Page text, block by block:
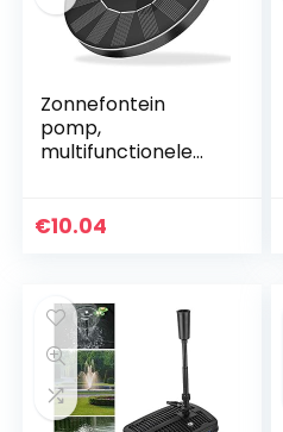
Zonnefontein
pomp,
multifunctionele
sproeiers pomp
vogelbad/vijver/zw
embad/vistank/aq
uarium/watercircul
atie en
tuindecoratie
€10.04